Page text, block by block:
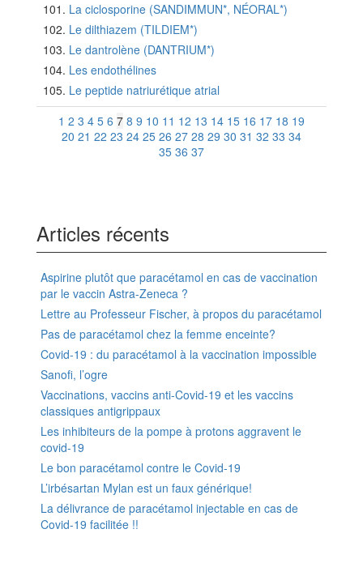
La ciclosporine (SANDIMMUN*, NÉORAL*)
Le dilthiazem (TILDIEM*)
Le dantrolène (DANTRIUM*)
Les endothélines
Le peptide natriurétique atrial
1 2 3 4 5 6 7 8 9 10 11 12 13 14 15 16 17 18 19
20 21 22 23 24 25 26 27 28 29 30 31 32 33 34
35 36 37
Articles récents
Aspirine plutôt que paracétamol en cas de vaccination
par le vaccin Astra-Zeneca ?
Lettre au Professeur Fischer, à propos du paracétamol
Pas de paracétamol chez la femme enceinte?
Covid-19 : du paracétamol à la vaccination impossible
Sanofi, l’ogre
Vaccinations, vaccins anti-Covid-19 et les vaccins
classiques antigrippaux
Les inhibiteurs de la pompe à protons aggravent le
covid-19
Le bon paracétamol contre le Covid-19
L’irbésartan Mylan est un faux générique!
La délivrance de paracétamol injectable en cas de
Covid-19 facilitée !!